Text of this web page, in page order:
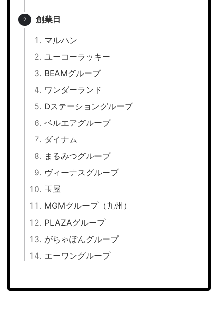
創業日
マルハン
ユーコーラッキー
BEAMグループ
ワンダーランド
Dステーショングループ
ベルエアグループ
ダイナム
まるみつグループ
ヴィーナスグループ
玉屋
MGMグループ（九州）
PLAZAグループ
がちゃぽんグループ
エーワングループ